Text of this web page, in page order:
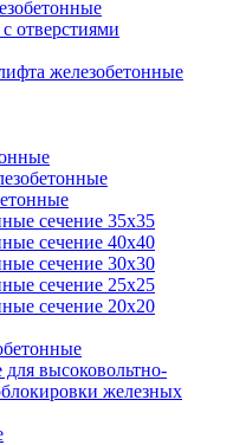
отверстиями
железобетонные
сечение 35x35
сечение 40x40
сечение 30x30
сечение 25x25
сечение 20x20
высоковольтно-
железных